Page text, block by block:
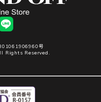
号
Rights Reserved.